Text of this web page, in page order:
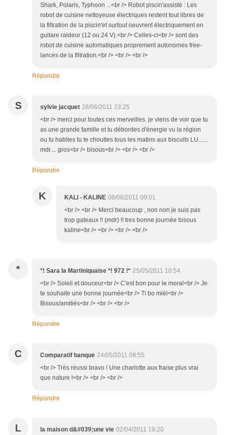
Shark, Polaris, Typhoon ...<br /> Robot piscin'assisté : Les
robot de cuisine nettoyeuse électriques restent tout libres de
la filtration de la piscin'et surtout oeuvrent électriquement en
guitare raideur (12 ou 24 V).<br /> Celles-ci<br /> sont des
robot de cuisine automatiques proprement autonomes free-
lances de la filtration.<br /> <br /> <br />
Répondre
S sylvie jacquet 28/06/2011 23:25
<br /> merci pour toutes ces merveilles. je viens de voir que tu
as une grande famille et tu débordes d'énergie vu la région
ou tu habites tu te chouttes tous les matins aux biscuits LU......
mdr.... gros<br /> bisous<br /> <br /> <br />
Répondre
K KALI - KALINE 08/08/2011 09:01
<br /> <br /> Merci beaucoup , non non je suis pas
trop gateaux !! (mdr) !! tres bonne journée bisous
kaline<br /> <br /> <br /> <br />
* *! Sara la Martiniquaise *! 972 !* 25/05/2011 10:54
<br /> Soleil et douceur<br /> C'est bon pour le moral<br /> Je
te souhaite une bonne journée<br /> Ti bo mièl<br />
Bisous/amitiés<br /> <br /> <br />
Répondre
C Comparatif banque 24/05/2011 08:55
<br /> Très réussi bravo ! Une charlotte aux fraise plus vrai
que nature !<br /> <br /> <br />
Répondre
L la maison d&#039;une vie 02/04/2011 19:20